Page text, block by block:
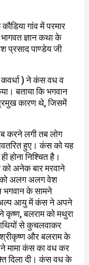
गांव में परमार
भागवत ज्ञान कथा के
प्रसाद पाण्डेय जी
कवर्धा ) ने कंस वध व
बताया कि भगवान
कारण थे, जिसमें
करने लगी तब लोग
हुए। कंस को यह
होना निश्चित है।
को अनेक बार मरवाने
को अलग अलग वेश
भगवान के सामने
अल्प आयु में कंस ने अपने
कृष्ण, बलराम को मथुरा
से कुचलवाकर
श्रीकृष्ण और बलराम के
मामा कंस का वध कर
दिला दी। कंस वध के